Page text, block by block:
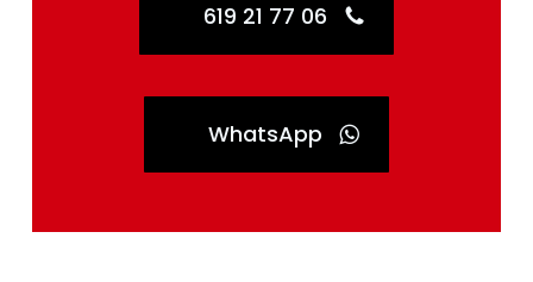
619 21 77 06
WhatsApp